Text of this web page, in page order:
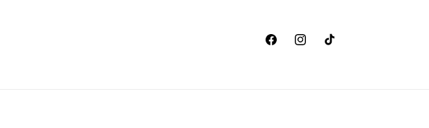
FacebookInstagramTikTok